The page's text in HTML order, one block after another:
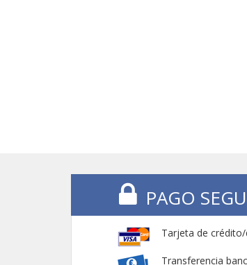
PAGO
Tarjeta de
Transferencia